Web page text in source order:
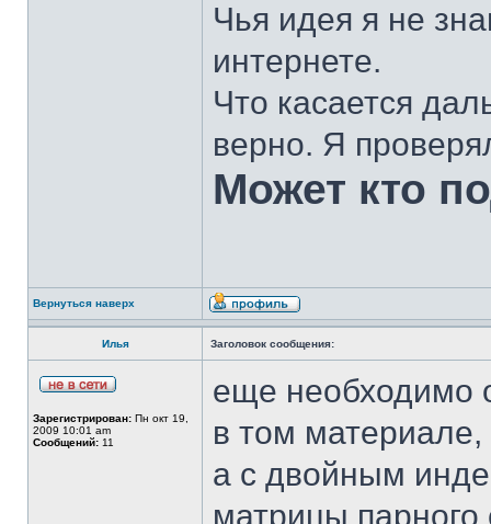
Чья идея я не
интернете.
Что касается
верно. Я
Может кто
Вернуться наверх
Илья Заголовок сообщения:
Зарегистрирован: Пн окт 19,
2009 10:01 am
Сообщений: 11
еще необходимо
в том
а с двойным
матрицы парного